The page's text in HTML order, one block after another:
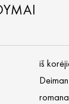
iš